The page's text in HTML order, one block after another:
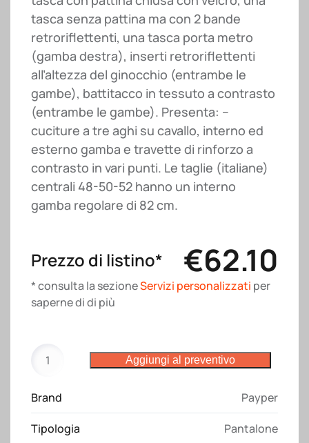
tasca senza pattina ma con 2 bande
retroriflettenti, una tasca porta metro
(gamba destra), inserti retroriflettenti
all’altezza del ginocchio (entrambe le
gambe), battitacco in tessuto a contrasto
(entrambe le gambe). Presenta: –
cuciture a tre aghi su cavallo, interno ed
esterno gamba e travette di rinforzo a
contrasto in vari punti. Le taglie (italiane)
centrali 48-50-52 hanno un interno
gamba regolare di 82 cm.
Prezzo di listino* €62.10
* consulta la sezioneServizi personalizzati per
saperne di di più
Next
summer
Payper
quantità
Aggiungi al preventivo
Brand Payper
Tipologia Pantalone